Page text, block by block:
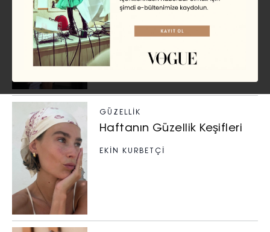
Haftanın Güzellik Keşifleri
EKİN KURBETÇİ
GÜZELLIK
Haftanın Güzellik Keşifleri
EKİN KURBETÇİ